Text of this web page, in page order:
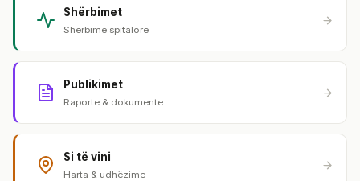
Shërbimet
Shërbime spitalore
Publikimet
Raporte & dokumente
Si të vini
Harta & udhëzime